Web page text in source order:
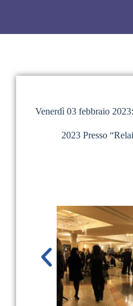
Venerdì 03 febbraio
2023 Presso